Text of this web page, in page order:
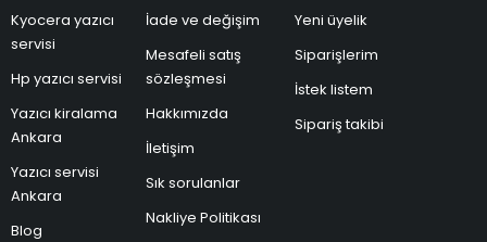
Kyocera yazıcı
servisi
Hp yazıcı servisi
Yazıcı kiralama
Ankara
Yazıcı servisi
Ankara
Blog
İade ve değişim
Mesafeli satış
sözleşmesi
Hakkımızda
İletişim
Sık sorulanlar
Nakliye Politikası
Yeni üyelik
Siparişlerim
İstek listem
Sipariş takibi